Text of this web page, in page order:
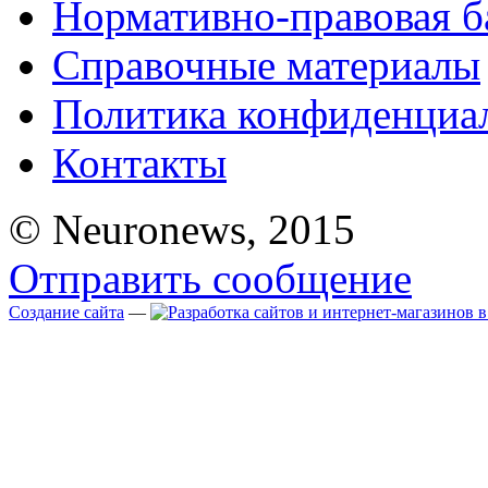
Нормативно-правовая
Справочные материалы
Политика
Контакты
© Neuronews, 2015
Отправить сообщение
Создание сайта —